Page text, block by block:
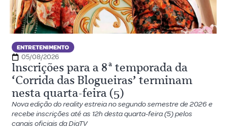
ENTRETENIMENTO
05/08/2026
Inscrições para a 8ª temporada da
‘Corrida das Blogueiras’ terminam
nesta quarta-feira (5)
Nova edição do reality estreia no segundo semestre de 2026 e
recebe inscrições até as 12h desta quarta-feira (5) pelos
canais oficiais da DiaTV